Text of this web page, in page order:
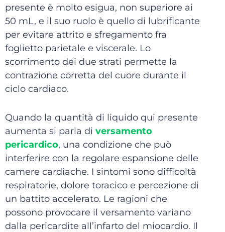
presente è molto esigua, non superiore ai
50 mL, e il suo ruolo è quello di lubrificante
per evitare attrito e sfregamento fra
foglietto parietale e viscerale. Lo
scorrimento dei due strati permette la
contrazione corretta del cuore durante il
ciclo cardiaco.
Quando la quantità di liquido qui presente
aumenta si parla di versamento
pericardico, una condizione che può
interferire con la regolare espansione delle
camere cardiache. I sintomi sono difficoltà
respiratorie, dolore toracico e percezione di
un battito accelerato. Le ragioni che
possono provocare il versamento variano
dalla pericardite all’infarto del miocardio. Il